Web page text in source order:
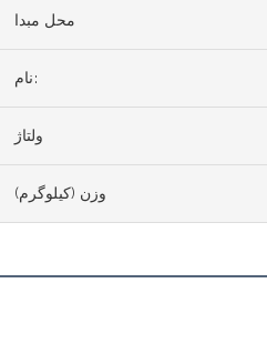
محل مبدا
نام:
ولتاژ
وزن (کیلوگرم)